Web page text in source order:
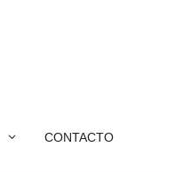
CONTACTO